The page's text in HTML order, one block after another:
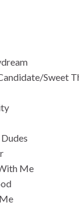
Sweet
Me